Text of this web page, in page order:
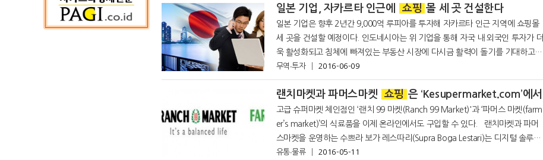
일본 기업, 자카르타 인근에 쇼핑 몰 세 곳 건설한다
일본 기업은 향후 2년간 9,000억 루피아를 투자해 자카르타 인근 지역에 쇼핑몰
세 곳을 건설할 예정이다. 인도네시아는 위 기업을 통해 자국 내 외국인 투자가 더
욱 활성화되고 침체에 빠져있는 부동산 시장에 다시금 활력이 돌기를 기대하고
있다. 7일 투자조정청(BKPM) 청장인 프랭키 시바라니에 따르면 익명의 일본 기
업은 자카르타
무역∙투자 2016-06-09
랜치마켓과 파머스마켓 쇼핑 은 ‘Kesupermarket.com’에서
고급 슈퍼마켓 체인점인 ‘랜치 99 마켓(Ranch 99 Market)'과 ‘파머스 마켓(farm
er’s market)’의 식료품을 이제 온라인에서도 구입할 수 있다. 랜치마켓과 파머
스마켓을 운영하는 수쁘라 보가 레스따리(Supra Boga Lestari)는 디지털 솔루션
을 제공하
유통∙물류 2016-05-11